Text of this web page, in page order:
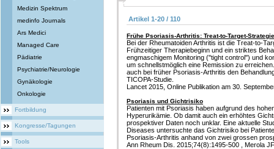
Medizin Spektrum
medinfo Journals
Ars Medici
Managed Care
Pädiatrie
Psychiatrie/Neurologie
Gynäkologie
Onkologie
Fortbildung
Kongresse/Tagungen
Tools
Artikel 1-20 / 110
Frühe Psoriasis-Arthritis: Treat-to-Target-
Bei der Rheumatoiden Arthritis ist die Treat-to-
Frühzeitiger Therapiebeginn und ein striktes
engmaschigem Monitoring (''tight control'') und
um schnellstmöglich eine Remission zu
auch bei früher Psoriasis-Arthritis den
TICOPA-Studie.
Lancet 2015, Online Publikation am 30.
Psoriasis und Gichtrisiko
Patienten mit Psoriasis haben aufgrund des
Hyperurikämie. Ob damit auch ein erhöhtes
prospektiver Daten noch unklar. Eine aktuelle
Diseases untersuchte das Gichtrisiko bei
Psoriasis-Arthritis anhand von zwei grossen
Ann Rheum Dis. 2015;74(8):1495-500 , Merola